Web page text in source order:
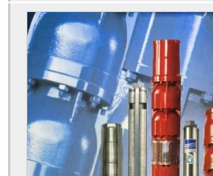
Limpeza e desinfecção de poços
Limpeza e desinfecção de poços artesianos
Limpeza e manutenção de poços
Limpeza e manutenção de poços artesianos
Locadora de geradores
Manutenção de bomba de poço artesiano